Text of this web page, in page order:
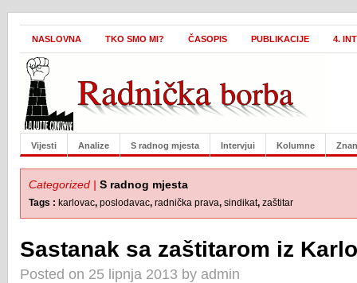
NASLOVNA TKO SMO MI? ČASOPIS PUBLIKACIJE 4.
Vijesti Analize S radnog mjesta Intervjui Kolumne
Categorized | S radnog mjesta
Tags : karlovac, poslodavac, radnička prava, sindikat, zaštitar
Sastanak sa zaštitarom iz
Posted on 25 lipnja 2013 by admin